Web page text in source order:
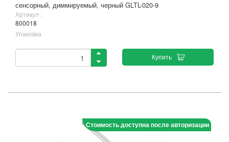
сенсорный, диммируемый, черный GLTL-020-9
Артикул :
800018
Упаковка
Купить
Стоимость доступна после авторизации